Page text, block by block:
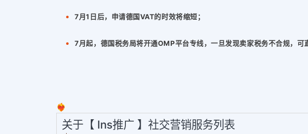
7月1日后，申请德国VAT的时效将缩短；
7月起，德国税务局将开通OMP平台专线，一旦发现卖家税务不合规，可
❤️‍🔥
关于【 Ins推广 】社交营销服务列表